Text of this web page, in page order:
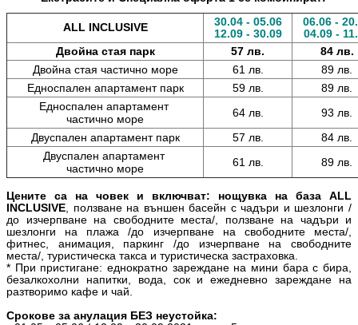
ALL INCLUSIVE
30.04 - 05.06
12.09 - 30.09
06.06 -
04.09 -
Двойна стая парк
57 лв. 84 лв.
Двойна стая частично море 61 лв.
89 лв.
Едноспален апартамент парк
59 лв.
89 лв.
Едноспален апартамент
частично море
64 лв.
93 лв.
Двуспален апартамент парк
57 лв.
84 лв.
Двуспален апартамент
частично море
61 лв. 89 лв.
Цените са на човек и включват: нощувка на база ALL
INCLUSIVE , ползване на външен басейн с чадъри и шезлонги /
до изчерпване на свободните места/, ползване на чадъри и
шезлонги на плажа /до изчерпване на свободните места/,
фитнес, анимация, паркинг /до изчерпване на свободните
места/, туристическа такса и туристическа застраховка.
* При пристигане: еднократно зареждане на мини бара с бира,
безалкохолни напитки, вода, сок и ежедневно зареждане на
разтворимо кафе и чай.
Срокове за анулация БЕЗ неустойка: